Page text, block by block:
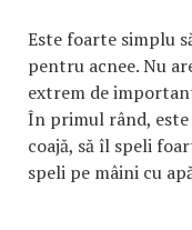
Este foarte simplu
pentru acnee. Nu
extrem de
În primul rând,
coajă, să îl speli
speli pe mâini cu